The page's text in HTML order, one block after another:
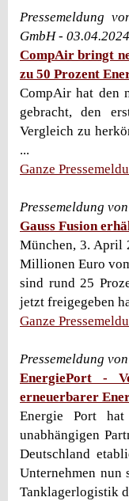
Pressemeldung
GmbH -
CompAir bringt
zu 50 Prozent
CompAir hat den
gebracht, den
Vergleich zu
...
Ganze
Pressemeldung
Gauss Fusion
München, 3. April
Millionen Euro
sind rund 25
jetzt freigegeben
Ganze
Pressemeldung
EnergiePort -
erneuerbarer
Energie Port
unabhängigen
Deutschland
Unternehmen nun
Tanklagerlogistik